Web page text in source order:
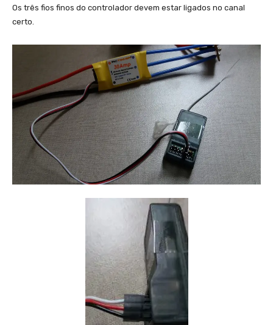
Os três fios finos do controlador devem estar ligados no canal
certo.